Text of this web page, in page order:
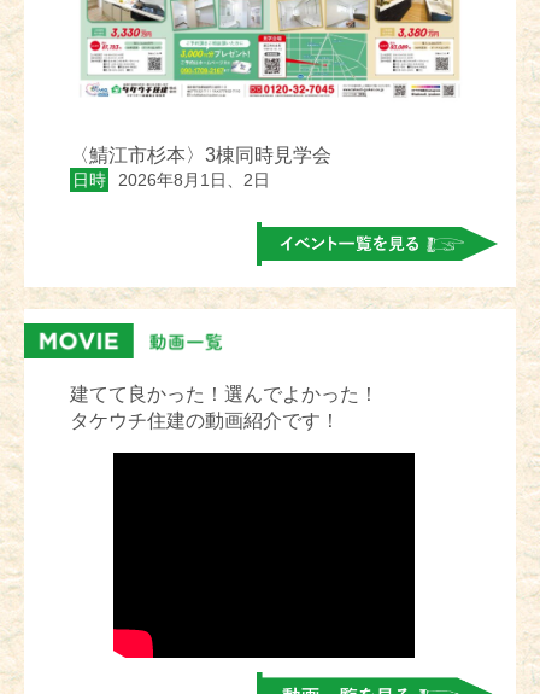
〈鯖江市杉本〉3棟同時見学会
日時 2026年8月1日、2日
建てて良かった！選んでよかった！
タケウチ住建の動画紹介です！